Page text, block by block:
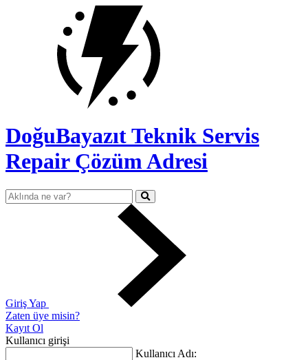
DoğuBayazıt Teknik Servis
Repair Çözüm Adresi
Giriş Yap
Zaten üye misin?
Kayıt Ol
Kullanıcı girişi
Kullanıcı Adı: